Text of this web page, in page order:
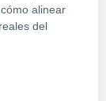
alinear
del